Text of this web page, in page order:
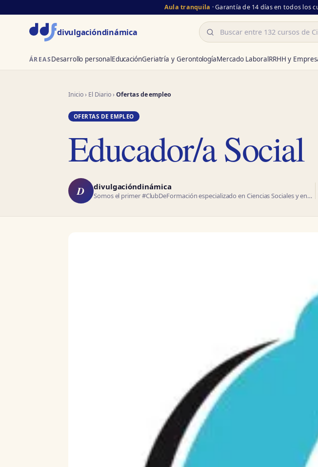
Aula tranquila · Garantía de 14 días en todos los
divulgacióndinámica Buscar
ÁREASDesarrollo personalEducaciónGeriatría y GerontologíaMercado LaboralRRHH y
Inicio› El Diario›Ofertas de empleo
OFERTAS DE EMPLEO
Educador/a Social
D divulgacióndinámica
Somos el primer #ClubDeFormación especializado en Ciencias Sociales y en…